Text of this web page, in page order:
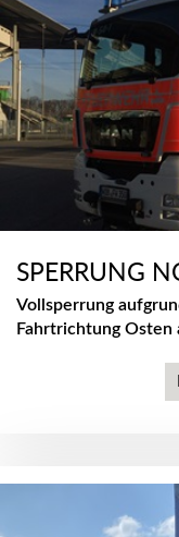
SPERRUNG
Vollsperrung
Fahrtrichtung Osten